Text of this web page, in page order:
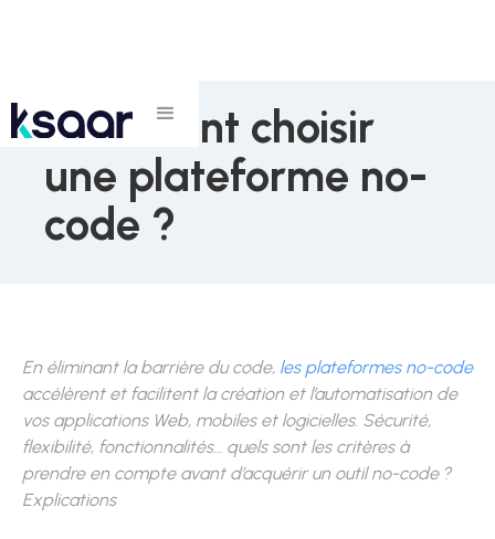
Comment choisir
une plateforme no-
code ?
En éliminant la barrière du code, les plateformes no-code
accélèrent et facilitent la création et l’automatisation de
vos applications Web, mobiles et logicielles. Sécurité,
flexibilité, fonctionnalités… quels sont les critères à
prendre en compte avant d’acquérir un outil no-code ?
Explications